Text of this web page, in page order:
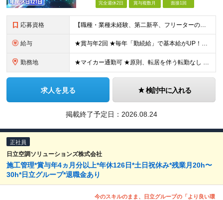
完全週休2日 賞与複数月 面接1回
応募資格 【職種・業種未経験、第二新卒、フリーターの方も大歓迎！】 ●40歳未満の方（若年層の長期キャリア形成を図るため） ※学歴不問・資格不問・男女不問・文系理系すべて不問です。 ★こんな方を求めています！
給与 ★賞与年2回 ★毎年「勤続給」で基本給がUP！役職就任で手当が大幅に加算 ◇月給21万5000円〜30万円＋各種手当＋賞与年2回 ※固定残業代制ではありません。残業代は1分単位で全額別途支給します
勤務地 ★マイカー通勤可 ★原則、転居を伴う転勤なし 【エンジニアリング・ソリューション事業部】 愛知県豊田市上郷町4-5-7 K,S上郷ビル 3階 ※(変更の範囲)上記を除く当社関連勤務地
求人を見る 検討中に入れる
掲載終了予定日： 2026.08.24
正社員
日立空調ソリューションズ株式会社
施工管理*賞与年4ヵ月分以上*年休126日*土日祝休み*残業月20h〜
30h*日立グループ*退職金あり
今のスキルのまま、日立グループの「より良い環